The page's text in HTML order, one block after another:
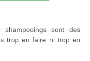
sont des
trop en faire ni trop en